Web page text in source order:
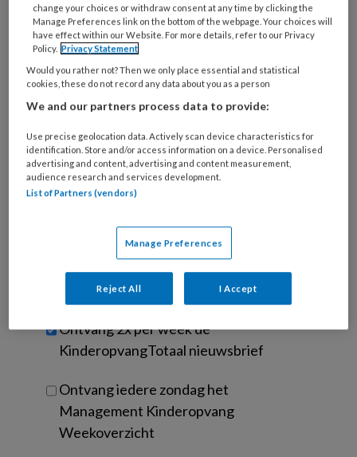
Al een account of abonnement?Log dan in
Wat
is
je
mailadres?
* *
Kies
je
wachtwoord* *
Kies
welke
organisatie
je?Ontvang 2x per week de
KinderopvangTotaal nieuwsbrief
Ontvang iedere zondag het
Management Kinderopvang
Weekoverzicht
change your choices or withdraw consent at any time by clicking the
Manage Preferences link on the bottom of the webpage. Your choices will
have effect within our Website. For more details, refer to our Privacy
Policy. Privacy Statement
Would you rather not? Then we only place essential and statistical
cookies, these do not record any data about you as a person
We and our partners process data to provide:
Use precise geolocation data. Actively scan device characteristics for
identification. Store and/or access information on a device. Personalised
advertising and content, advertising and content measurement,
audience research and services development.
List of Partners (vendors)
Manage Preferences
Reject All I Accept